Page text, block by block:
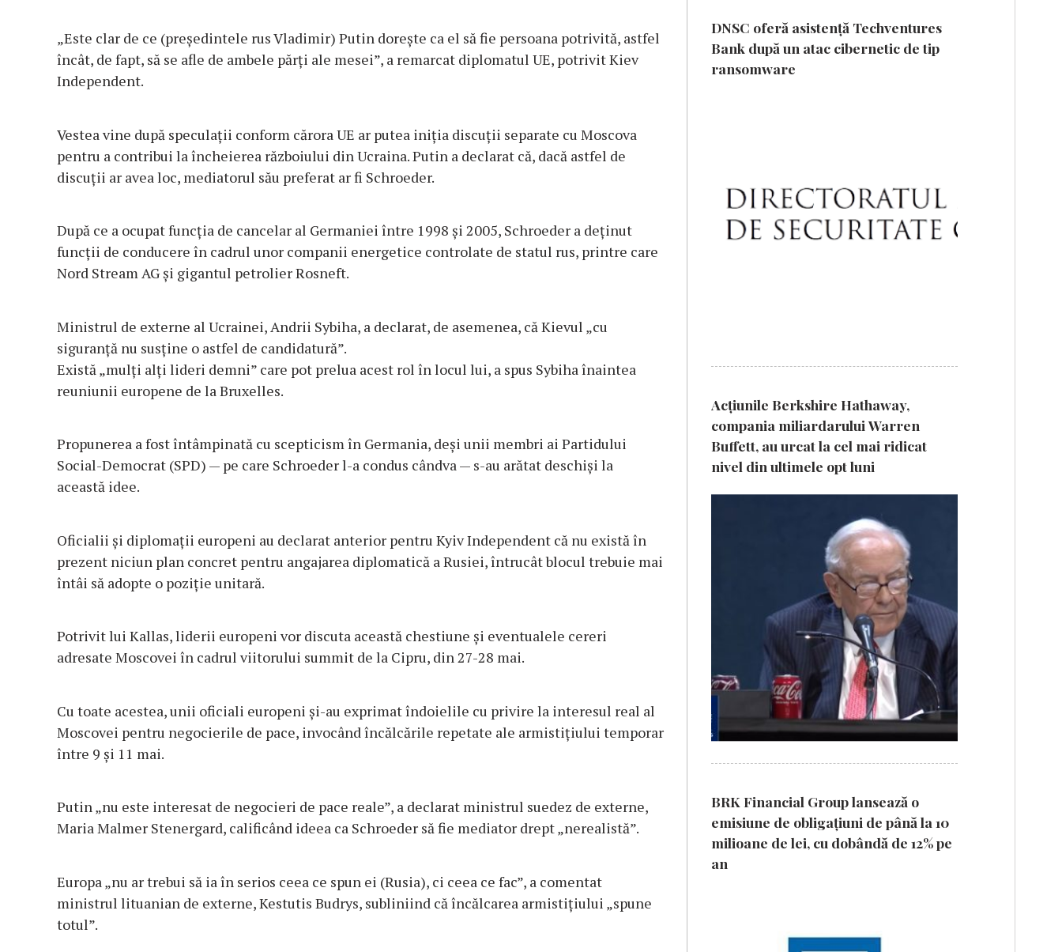
„Este clar de ce (președintele rus Vladimir) Putin dorește ca el să fie persoana potrivită, astfel
încât, de fapt, să se afle de ambele părți ale mesei”, a remarcat diplomatul UE, potrivit Kiev
Independent.
Vestea vine după speculații conform cărora UE ar putea iniția discuții separate cu Moscova
pentru a contribui la încheierea războiului din Ucraina. Putin a declarat că, dacă astfel de
discuții ar avea loc, mediatorul său preferat ar fi Schroeder.
După ce a ocupat funcția de cancelar al Germaniei între 1998 și 2005, Schroeder a deținut
funcții de conducere în cadrul unor companii energetice controlate de statul rus, printre care
Nord Stream AG și gigantul petrolier Rosneft.
Ministrul de externe al Ucrainei, Andrii Sybiha, a declarat, de asemenea, că Kievul „cu
siguranță nu susține o astfel de candidatură”.
Există „mulți alți lideri demni” care pot prelua acest rol în locul lui, a spus Sybiha înaintea
reuniunii europene de la Bruxelles.
Propunerea a fost întâmpinată cu scepticism în Germania, deși unii membri ai Partidului
Social-Democrat (SPD) — pe care Schroeder l-a condus cândva — s-au arătat deschiși la
această idee.
Oficialii și diplomații europeni au declarat anterior pentru Kyiv Independent că nu există în
prezent niciun plan concret pentru angajarea diplomatică a Rusiei, întrucât blocul trebuie mai
întâi să adopte o poziție unitară.
Potrivit lui Kallas, liderii europeni vor discuta această chestiune și eventualele cereri
adresate Moscovei în cadrul viitorului summit de la Cipru, din 27-28 mai.
Cu toate acestea, unii oficiali europeni și-au exprimat îndoielile cu privire la interesul real al
Moscovei pentru negocierile de pace, invocând încălcările repetate ale armistițiului temporar
între 9 și 11 mai.
Putin „nu este interesat de negocieri de pace reale”, a declarat ministrul suedez de externe,
Maria Malmer Stenergard, calificând ideea ca Schroeder să fie mediator drept „nerealistă”.
Europa „nu ar trebui să ia în serios ceea ce spun ei (Rusia), ci ceea ce fac”, a comentat
ministrul lituanian de externe, Kestutis Budrys, subliniind că încălcarea armistițiului „spune
totul”.
DNSC oferă asistență Techventures
Bank după un atac cibernetic de tip
ransomware
Acțiunile Berkshire Hathaway,
compania miliardarului Warren
Buffett, au urcat la cel mai ridicat
nivel din ultimele opt luni
BRK Financial Group lansează o
emisiune de obligațiuni de până la 10
milioane de lei, cu dobândă de 12% pe
an